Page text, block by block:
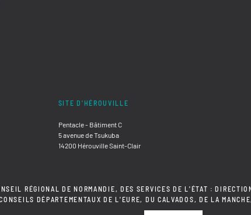
SITE D'HÉROUVILLE
Pentacle - Bâtiment C
5 avenue de Tsukuba
14200 Hérouville Saint-Clair
RÉGIONAL DE NORMANDIE, DES SERVICES DE L'ÉTAT :
DÉPARTEMENTAUX DE L'EURE, DU CALVADOS, DE LA